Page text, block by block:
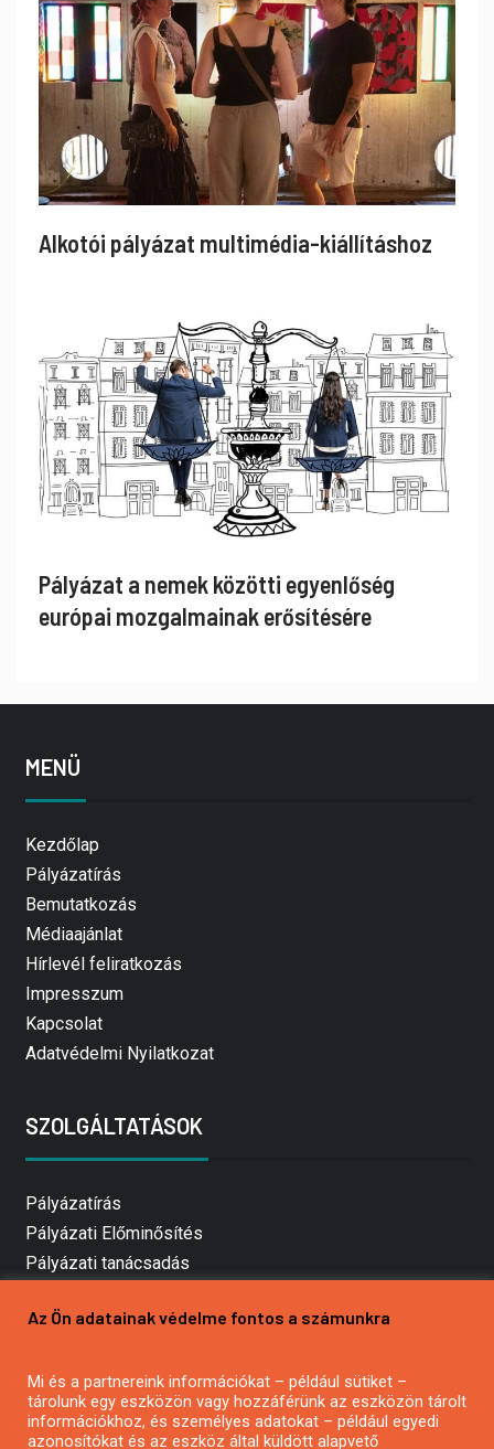
Alkotói pályázat multimédia-kiállításhoz
Pályázat a nemek közötti egyenlőség
európai mozgalmainak erősítésére
MENÜ
Kezdőlap
Pályázatírás
Bemutatkozás
Médiaajánlat
Hírlevél feliratkozás
Impresszum
Kapcsolat
Adatvédelmi Nyilatkozat
SZOLGÁLTATÁSOK
Pályázatírás
Pályázati Előminősítés
Pályázati tanácsadás
Mezőgazdasági pályázatírás
Pályázatírás civil szervezeteknek
Pályázatírás önkormányzatoknak
Pályázatfigyelés
Az Ön adatainak védelme fontos a számunkra
Mi és a partnereink információkat – például sütiket –
tárolunk egy eszközön vagy hozzáférünk az eszközön tárolt
információkhoz, és személyes adatokat – például egyedi
azonosítókat és az eszköz által küldött alapvető